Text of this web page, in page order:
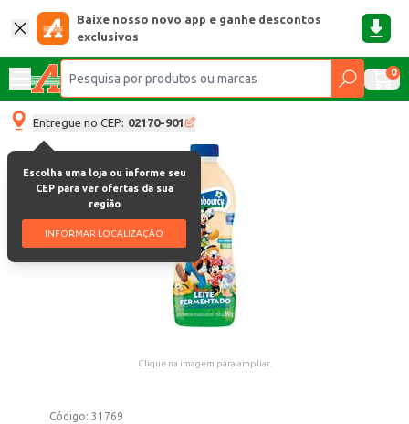
Baixe nosso novo app e ganhe descontos
exclusivos
0
Entregue no CEP: 02170-901
Escolha uma loja ou informe seu
CEP para ver ofertas da sua
região
INFORMAR LOCALIZAÇÃO
Clique na imagem para ampliar.
Código:31769